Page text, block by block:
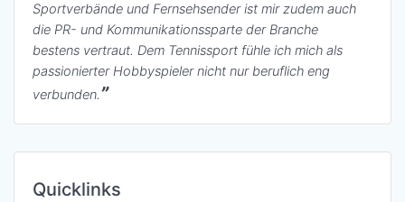
Sportverbände und Fernsehsender ist mir zudem auch
die PR- und Kommunikationssparte der Branche
bestens vertraut. Dem Tennissport fühle ich mich als
passionierter Hobbyspieler nicht nur beruflich eng
verbunden.
Quicklinks